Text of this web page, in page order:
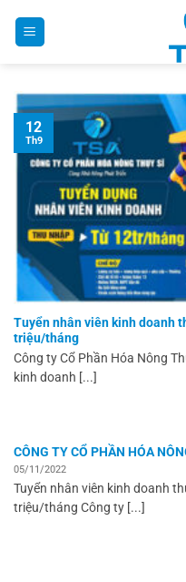
Tuyển nhân viên kinh doanh
triệu/tháng
Công ty Cổ Phần Hóa Nông
kinh doanh [...]
12
Th9
CÔNG TY CỔ PHẦN HÓA
05/11/2022
Tuyển nhân viên kinh doanh
triệu/tháng Công ty [...]